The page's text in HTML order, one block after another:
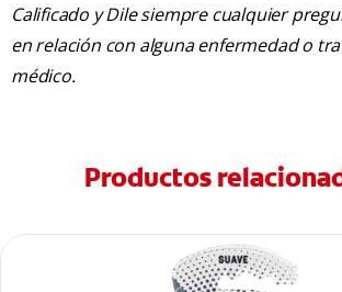
Calificado y Dile siempre cualquier
en relación con alguna enfermedad o
médico.
Productos